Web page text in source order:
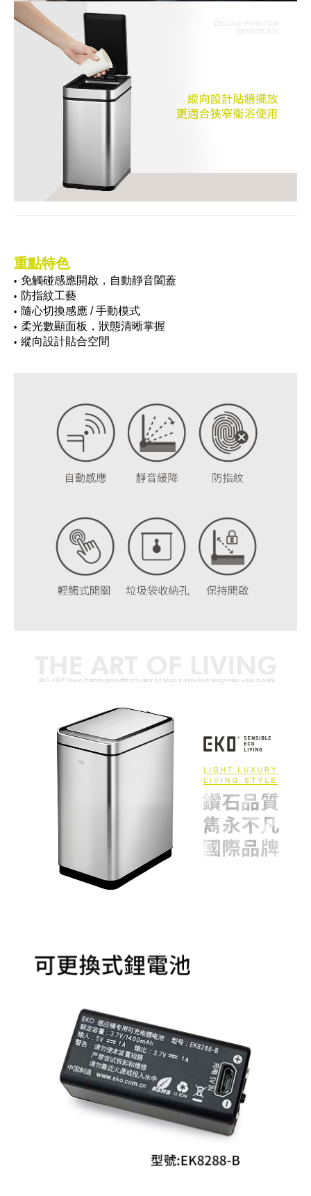
重點特色
• 免觸碰感應開啟，自動靜音闔蓋
• 防指紋工藝
• 隨心切換感應 / 手動模式
• 柔光數顯面板，狀態清晰掌握
• 縱向設計貼合空間